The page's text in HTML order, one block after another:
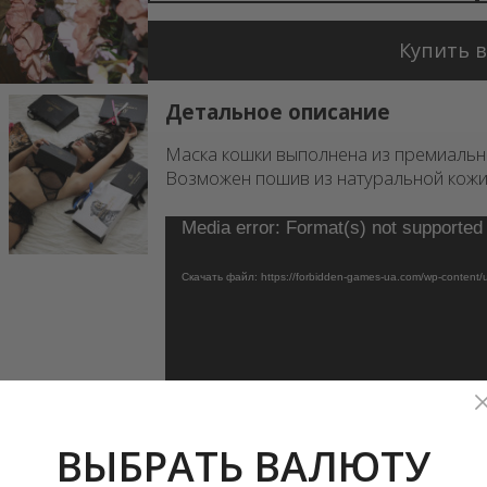
Купить
Детальное описание
Маска кошки выполнена из
Возможен пошив из натуральной
Видеоплеер
Media error: Format(s) not
Скачать файл: https://forbidden-games-ua.com/wp-
ВЫБРАТЬ ВАЛЮТУ